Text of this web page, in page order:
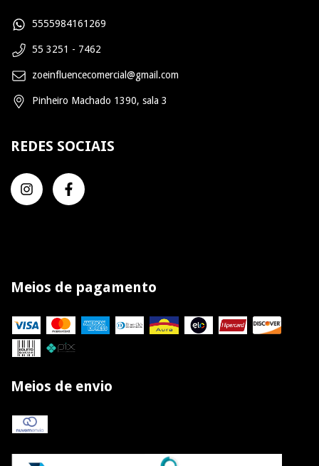
5555984161269
55 3251 - 7462
zoeinfluencecomercial@gmail.com
Pinheiro Machado 1390, sala 3
REDES SOCIAIS
Meios de pagamento
Meios de envio